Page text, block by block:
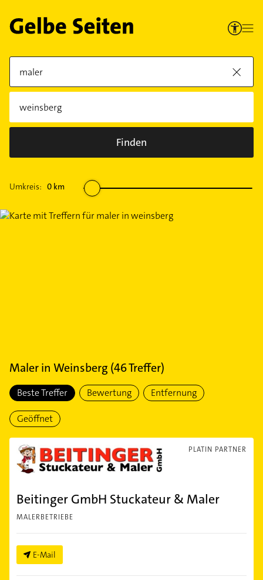
Finden
Umkreis: 0 km
Malerin Weinsberg (46Treffer)
Beste Treffer Bewertung Entfernung
Geöffnet
PLATIN PARTNER
Beitinger GmbH Stuckateur & Maler
MALERBETRIEBE
E-Mail